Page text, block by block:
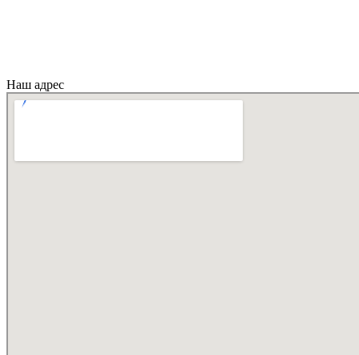
Наш адрес